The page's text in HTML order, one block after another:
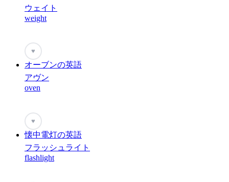
ウェイト
weight
♥
オーブンの英語
アヴン
oven
♥
懐中電灯の英語
フラッシュライト
flashlight